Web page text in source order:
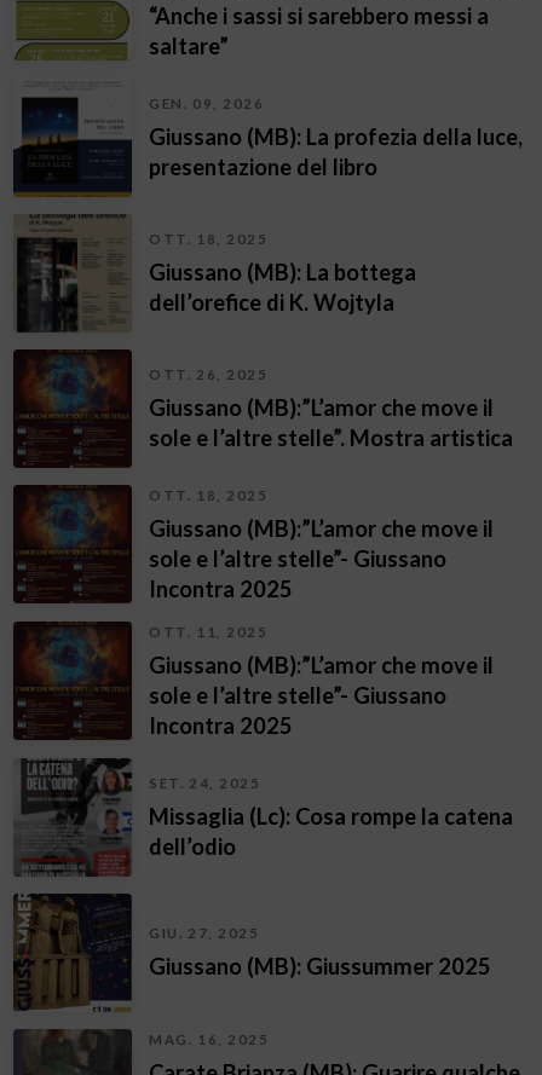
“Anche i sassi si sarebbero messi a
saltare”
GEN. 09, 2026
Giussano (MB): La profezia della luce,
presentazione del libro
OTT. 18, 2025
Giussano (MB): La bottega
dell’orefice di K. Wojtyla
OTT. 26, 2025
Giussano (MB):”L’amor che move il
sole e l’altre stelle”. Mostra artistica
OTT. 18, 2025
Giussano (MB):”L’amor che move il
sole e l’altre stelle”- Giussano
Incontra 2025
OTT. 11, 2025
Giussano (MB):”L’amor che move il
sole e l’altre stelle”- Giussano
Incontra 2025
SET. 24, 2025
Missaglia (Lc): Cosa rompe la catena
dell’odio
GIU. 27, 2025
Giussano (MB): Giussummer 2025
MAG. 16, 2025